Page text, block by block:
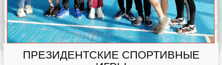
ПРЕЗИДЕНТСКИЕ СПОРТИВНЫЕ